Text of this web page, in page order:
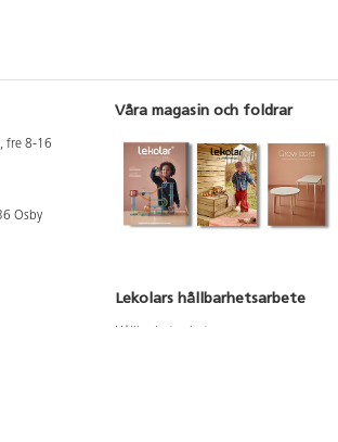
fre 8-16
Osby
Våra magasin och foldrar
Lekolars hållbarhetsarbete